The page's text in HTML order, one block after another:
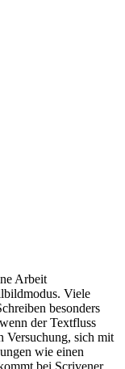
Arbeit
Viele
besonders
der Textfluss
Versuchung, sich mit
wie einen
bei Scrivener